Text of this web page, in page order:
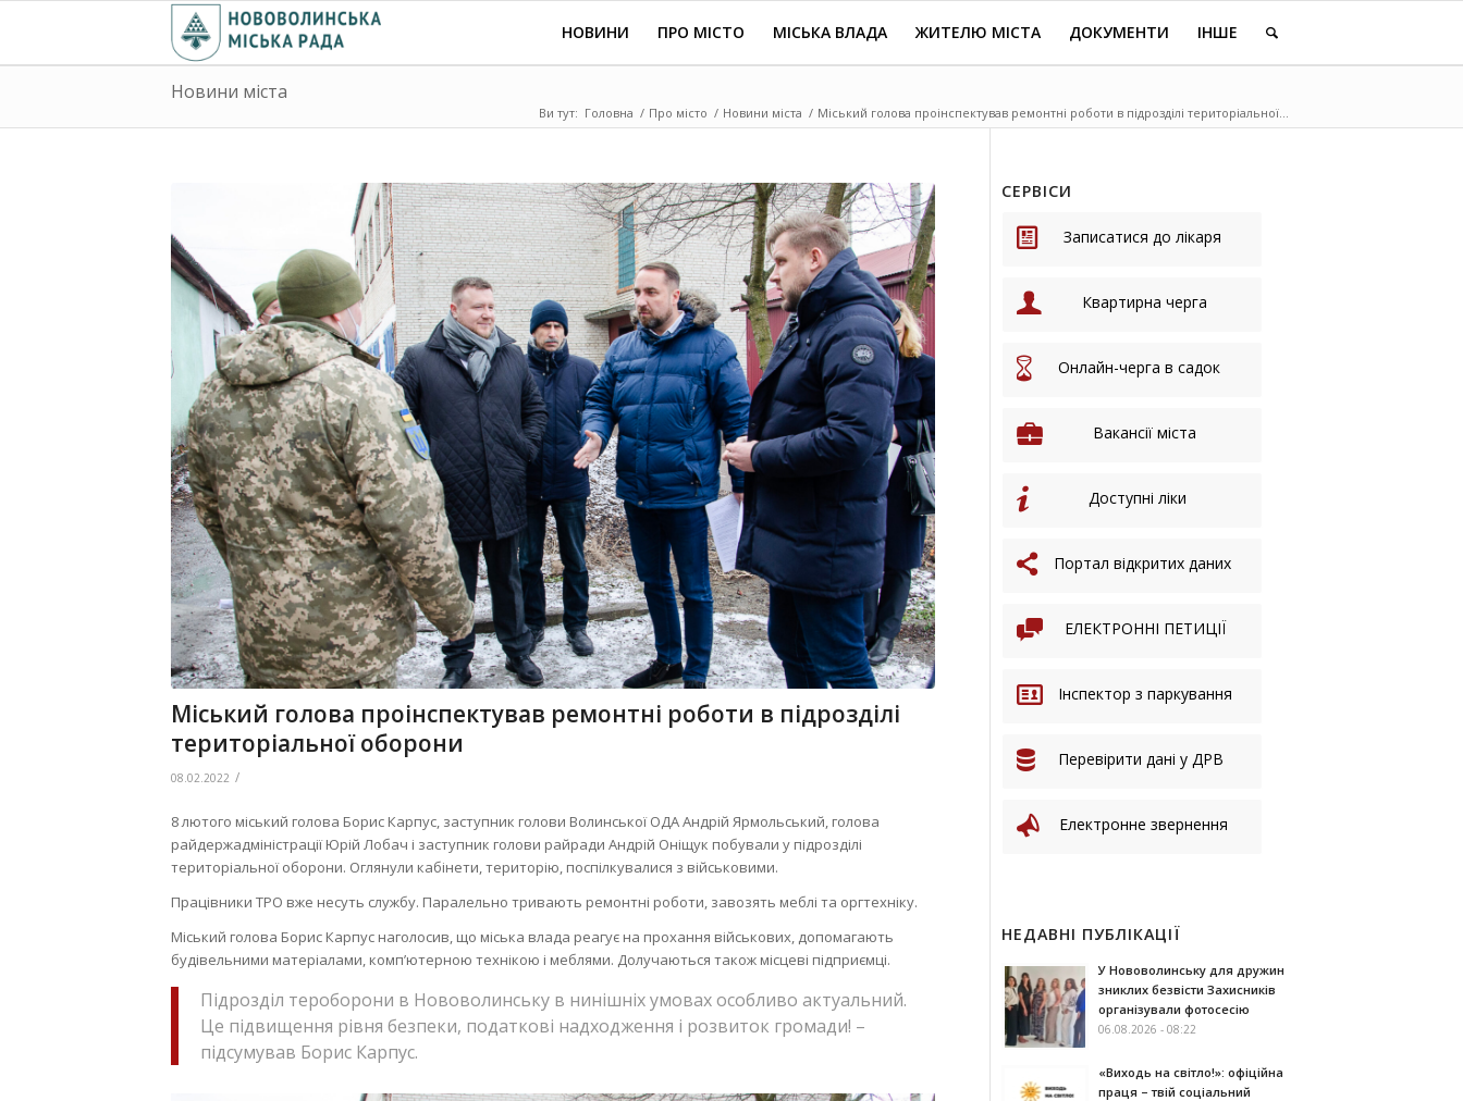
НОВИНИ ПРО МІСТО МІСЬКА ВЛАДА ЖИТЕЛЮ МІСТА ДОКУМЕНТИ ІНШЕ
Новини міста
Ви тут: Головна / Про місто / Новини міста / Міський голова проінспектував ремонтні роботи в підрозділі територіальної...
Міський голова проінспектував ремонтні роботи в підрозділі
територіальної оборони
08.02.2022 /
8 лютого міський голова Борис Карпус, заступник голови Волинської ОДА Андрій Ярмольський, голова
райдержадміністрації Юрій Лобач і заступник голови райради Андрій Оніщук побували у підрозділі
територіальної оборони. Оглянули кабінети, територію, поспілкувалися з військовими.
Працівники ТРО вже несуть службу. Паралельно тривають ремонтні роботи, завозять меблі та оргтехніку.
Міський голова Борис Карпус наголосив, що міська влада реагує на прохання військових, допомагають
будівельними матеріалами, комп’ютерною технікою і меблями. Долучаються також місцеві підприємці.
Підрозділ тероборони в Нововолинську в нинішніх умовах особливо актуальний.
Це підвищення рівня безпеки, податкові надходження і розвиток громади! –
підсумував Борис Карпус.
СЕРВІСИ
Записатися до лікаря
Квартирна черга
Онлайн-черга в садок
Вакансії міста
Доступні ліки
Портал відкритих даних
ЕЛЕКТРОННІ ПЕТИЦІЇ
Інспектор з паркування
Перевірити дані у ДРВ
Електронне звернення
НЕДАВНІ ПУБЛІКАЦІЇ
У Нововолинську для дружин
зниклих безвісти Захисників
організували фотосесію
06.08.2026 - 08:22
«Виходь на світло!»: офіційна
праця – твій соціальний